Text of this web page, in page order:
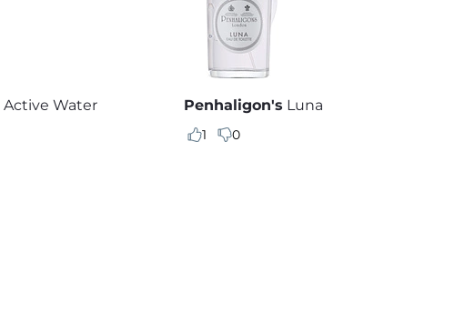
Active Water Penhaligon's Luna
1 0